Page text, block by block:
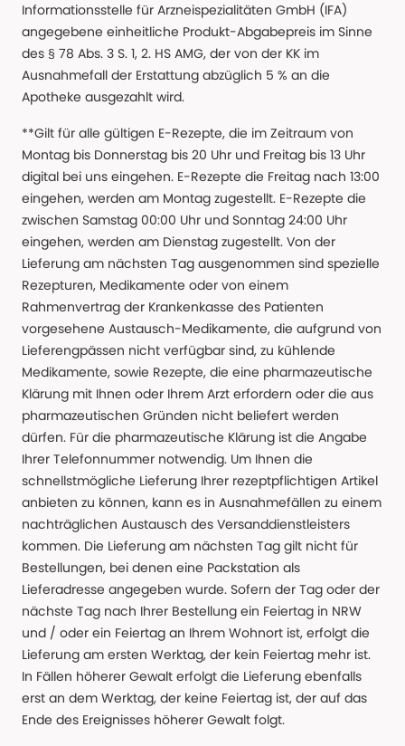
Informationsstelle für Arzneispezialitäten GmbH (IFA)
angegebene einheitliche Produkt-Abgabepreis im Sinne
des § 78 Abs. 3 S. 1, 2. HS AMG, der von der KK im
Ausnahmefall der Erstattung abzüglich 5 % an die
Apotheke ausgezahlt wird.
**Gilt für alle gültigen E-Rezepte, die im Zeitraum von
Montag bis Donnerstag bis 20 Uhr und Freitag bis 13 Uhr
digital bei uns eingehen. E-Rezepte die Freitag nach 13:00
eingehen, werden am Montag zugestellt. E-Rezepte die
zwischen Samstag 00:00 Uhr und Sonntag 24:00 Uhr
eingehen, werden am Dienstag zugestellt. Von der
Lieferung am nächsten Tag ausgenommen sind spezielle
Rezepturen, Medikamente oder von einem
Rahmenvertrag der Krankenkasse des Patienten
vorgesehene Austausch-Medikamente, die aufgrund von
Lieferengpässen nicht verfügbar sind, zu kühlende
Medikamente, sowie Rezepte, die eine pharmazeutische
Klärung mit Ihnen oder Ihrem Arzt erfordern oder die aus
pharmazeutischen Gründen nicht beliefert werden
dürfen. Für die pharmazeutische Klärung ist die Angabe
Ihrer Telefonnummer notwendig. Um Ihnen die
schnellstmögliche Lieferung Ihrer rezeptpflichtigen Artikel
anbieten zu können, kann es in Ausnahmefällen zu einem
nachträglichen Austausch des Versanddienstleisters
kommen. Die Lieferung am nächsten Tag gilt nicht für
Bestellungen, bei denen eine Packstation als
Lieferadresse angegeben wurde. Sofern der Tag oder der
nächste Tag nach Ihrer Bestellung ein Feiertag in NRW
und / oder ein Feiertag an Ihrem Wohnort ist, erfolgt die
Lieferung am ersten Werktag, der kein Feiertag mehr ist.
In Fällen höherer Gewalt erfolgt die Lieferung ebenfalls
erst an dem Werktag, der keine Feiertag ist, der auf das
Ende des Ereignisses höherer Gewalt folgt.